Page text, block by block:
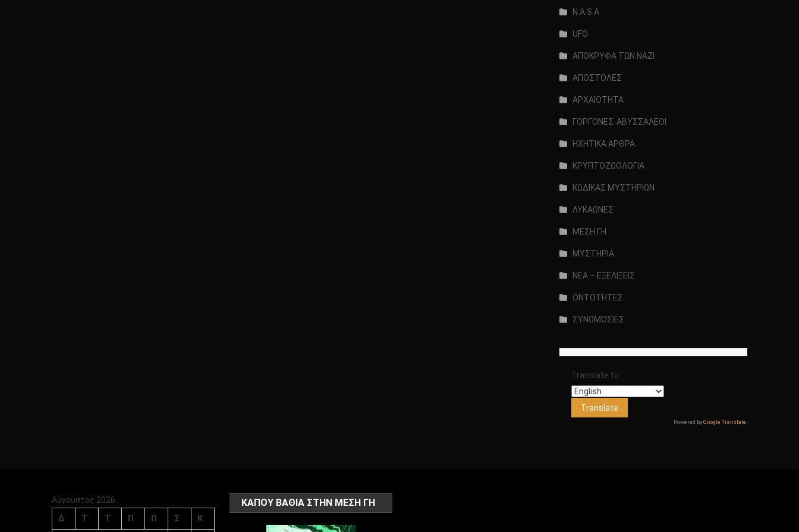
N.A.S.A.
UFO
ΑΠΟΚΡΥΦΑ ΤΩΝ ΝΑΖΙ
ΑΠΟΣΤΟΛΕΣ
ΑΡΧΑΙΟΤΗΤΑ
ΓΟΡΓΟΝΕΣ-ΑΒΥΣΣΑΛΕΟΙ
ΗΧΗΤΙΚΑ ΑΡΘΡΑ
ΚΡΥΠΤΟΖΩΟΛΟΓΙΑ
ΚΩΔΙΚΑΣ ΜΥΣΤΗΡΙΩΝ
ΛΥΚΑΩΝΕΣ
ΜΕΣΗ ΓΗ
ΜΥΣΤΗΡΙΑ
ΝΕΑ – ΕΞΕΛΙΞΕΙΣ
ΟΝΤΟΤΗΤΕΣ
ΣΥΝΩΜΟΣΙΕΣ
Translate to:
Powered by Google Translate .
Αύγουστος 2026
Δ
Τ Τ Π Π Σ Κ
ΚΑΠΟΥ ΒΑΘΙΑ ΣΤΗΝ ΜΕΣΗ ΓΗ